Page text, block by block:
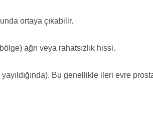
ortaya çıkabilir.
ağrı veya rahatsızlık hissi.
Bu genellikle ileri evre